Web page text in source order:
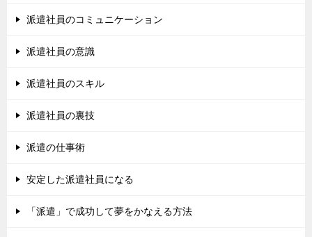
派遣社員のコミュニケーション
派遣社員の意識
派遣社員のスキル
派遣社員の裏技
派遣の仕事術
安定した派遣社員になる
「派遣」で成功して夢をかなえる方法